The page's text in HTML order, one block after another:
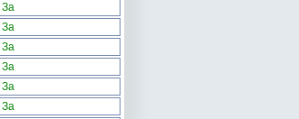
За
За
За
За
За
За